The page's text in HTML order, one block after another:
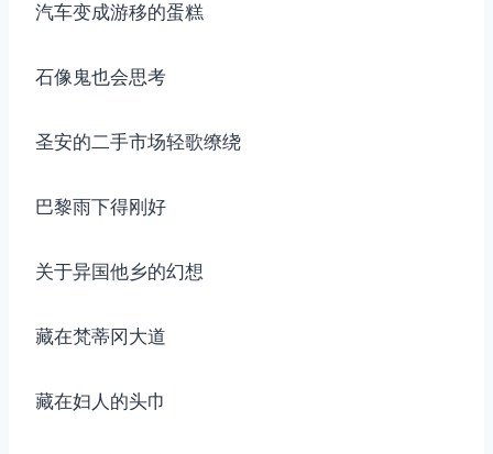
汽车变成游移的蛋糕
石像鬼也会思考
圣安的二手市场轻歌缭绕
巴黎雨下得刚好
关于异国他乡的幻想
藏在梵蒂冈大道
藏在妇人的头巾